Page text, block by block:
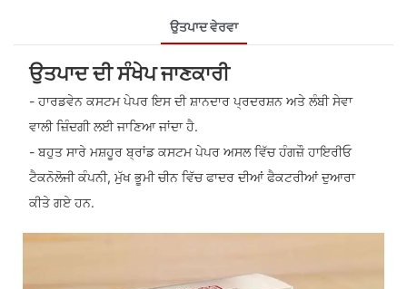
ਉਤਪਾਦ ਵੇਰਵਾ
ਉਤਪਾਦ ਦੀ ਸੰਖੇਪ ਜਾਣਕਾਰੀ
- ਹਾਰਡਵੇਨ ਕਸਟਮ ਪੇਪਰ ਇਸ ਦੀ ਸ਼ਾਨਦਾਰ ਪ੍ਰਦਰਸ਼ਨ ਅਤੇ ਲੰਬੀ ਸੇਵਾ
ਵਾਲੀ ਜ਼ਿੰਦਗੀ ਲਈ ਜਾਣਿਆ ਜਾਂਦਾ ਹੈ.
- ਬਹੁਤ ਸਾਰੇ ਮਸ਼ਹੂਰ ਬ੍ਰਾਂਡ ਕਸਟਮ ਪੇਪਰ ਅਸਲ ਵਿੱਚ ਹੰਗਜ਼ੌ ਹਾਇਰੀਓ
ਟੈਕਨੋਲੋਜੀ ਕੰਪਨੀ, ਮੁੱਖ ਭੂਮੀ ਚੀਨ ਵਿੱਚ ਫਾਦਰ ਦੀਆਂ ਫੈਕਟਰੀਆਂ ਦੁਆਰਾ
ਕੀਤੇ ਗਏ ਹਨ.